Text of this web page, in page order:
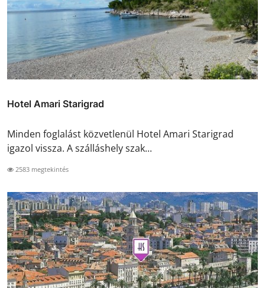
Hotel Amari Starigrad
Minden foglalást közvetlenül Hotel Amari Starigrad
igazol vissza. A szálláshely szak...
2583 megtekintés